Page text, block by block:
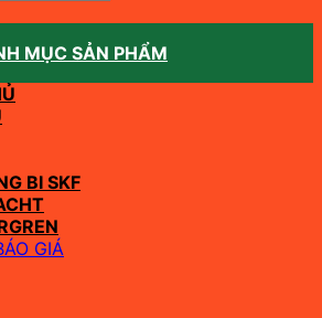
MỤC SẢN PHẨM
BI SKF
GIÁ